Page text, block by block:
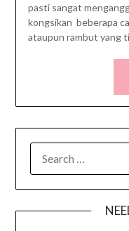
pasti sangat
kongsikan beberapa
ataupun rambut yang
FOR: